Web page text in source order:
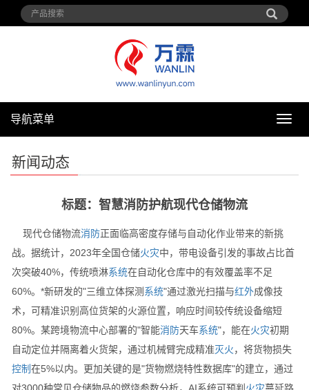
导
导航菜单
新闻动态
标题：智慧消防护航现代仓储物流
现代仓储物流消防正面临高密度存储与自动化作业带来的新挑
战。据统计，2023年全国仓储火灾中，带电设备引发的事故占比首
次突破40%，传统喷淋系统在自动化仓库中的有效覆盖率不足
60%。*新研发的"三维立体探测 系统"通过激光扫描与红外成像技
术，可精准识别高位货架的火源位置，响应时间较传统设备缩短
80%。某跨境物流中心部署的"智能消防天车系统"，能在火灾初期
自动定位并隔离着火货架，通过机械臂完成精准灭火，将货物损失
控制在5%以内。更加关键的是"货物燃烧特性数据库"的建立，通过